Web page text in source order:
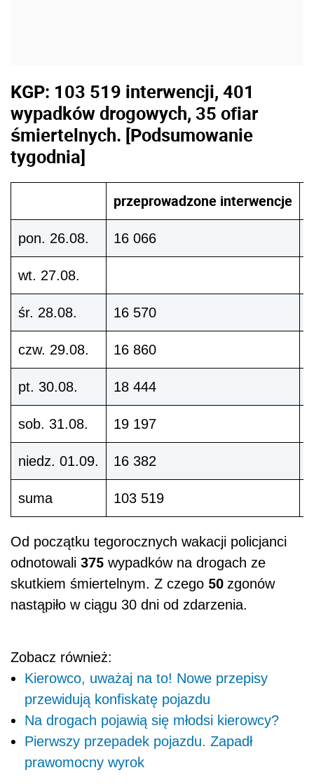
KGP: 103 519 interwencji, 401
wypadków drogowych, 35 ofiar
śmiertelnych. [Podsumowanie
tygodnia]
przeprowadzone interwencje
pon. 26.08. 16 066
wt. 27.08.
śr. 28.08. 16 570
czw. 29.08. 16 860
pt. 30.08. 18 444
sob. 31.08. 19 197
niedz. 01.09. 16 382
suma 103 519
Od początku tegorocznych wakacji policjanci
odnotowali 375 wypadków na drogach ze
skutkiem śmiertelnym. Z czego 50 zgonów
nastąpiło w ciągu 30 dni od zdarzenia.
Zobacz również:
Kierowco, uważaj na to! Nowe przepisy
przewidują konfiskatę pojazdu
Na drogach pojawią się młodsi kierowcy?
Pierwszy przepadek pojazdu. Zapadł
prawomocny wyrok